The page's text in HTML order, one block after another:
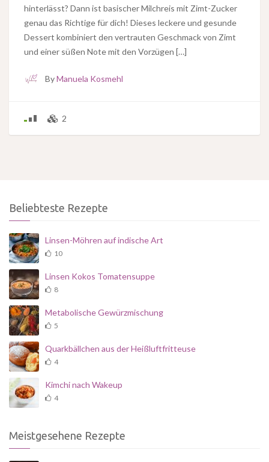
hinterlässt? Dann ist basischer Milchreis mit Zimt-Zucker
genau das Richtige für dich! Dieses leckere und gesunde
Dessert kombiniert den vertrauten Geschmack von Zimt
und einer süßen Note mit den Vorzügen […]
ByManuela Kosmehl
2
Beliebteste Rezepte
Linsen-Möhren auf indische Art
10
Linsen Kokos Tomatensuppe
8
Metabolische Gewürzmischung
5
Quarkbällchen aus der Heißluftfritteuse
4
Kimchi nach Wakeup
4
Meistgesehene Rezepte